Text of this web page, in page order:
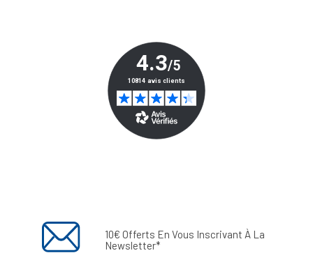
10€ Offerts En Vous Inscrivant À La
Newsletter*